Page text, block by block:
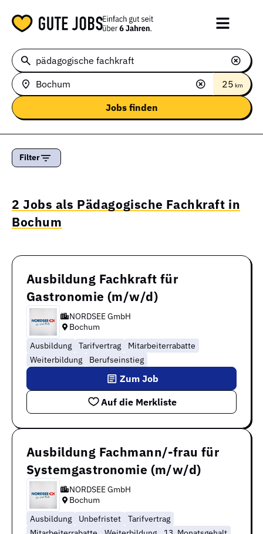
25 km
Filter
2 Jobs als Pädagogische Fachkraft in
Bochum
Ausbildung Fachkraft für
Gastronomie (m/w/d)
NORDSEE GmbH
Bochum
Ausbildung
Tarifvertrag
Mitarbeiterrabatte
Weiterbildung
Berufseinstieg
Auf die Merkliste
Zum Job
Ausbildung Fachmann/-frau für
Systemgastronomie (m/w/d)
NORDSEE GmbH
Bochum
Ausbildung
Unbefristet
Tarifvertrag